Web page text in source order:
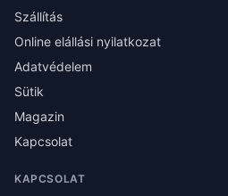
Szállítás
Online elállási nyilatkozat
Adatvédelem
Sütik
Magazin
Kapcsolat
KAPCSOLAT